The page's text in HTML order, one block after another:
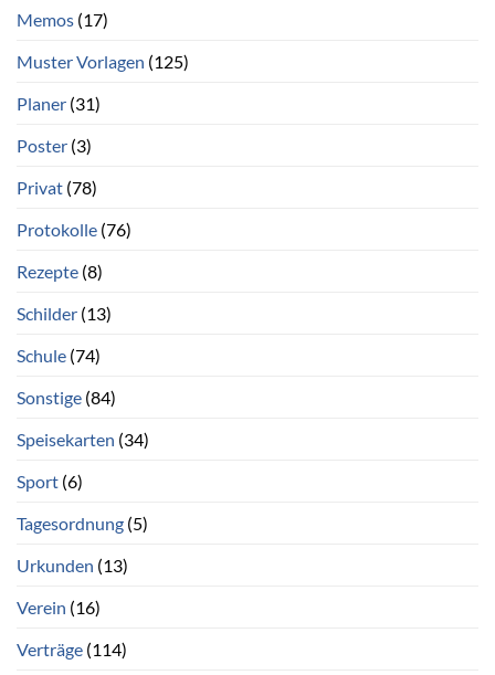
Memos (17)
Muster Vorlagen (125)
Planer (31)
Poster (3)
Privat (78)
Protokolle (76)
Rezepte (8)
Schilder (13)
Schule (74)
Sonstige (84)
Speisekarten (34)
Sport (6)
Tagesordnung (5)
Urkunden (13)
Verein (16)
Verträge (114)